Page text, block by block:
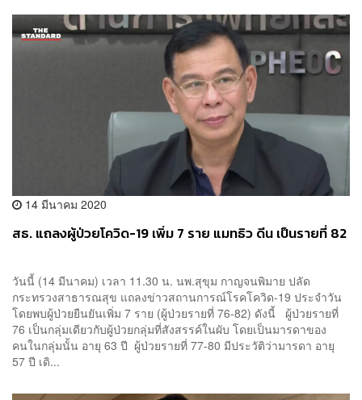
14 มีนาคม 2020
สธ. แถลงผู้ป่วยโควิด-19 เพิ่ม 7 ราย แมทธิว ดีน เป็นรายที่ 82
วันนี้ (14 มีนาคม) เวลา 11.30 น. นพ.สุขุม กาญจนพิมาย ปลัด
กระทรวงสาธารณสุข แถลงข่าวสถานการณ์โรคโควิด-19 ประจำวัน
โดยพบผู้ป่วยยืนยันเพิ่ม 7 ราย (ผู้ป่วยรายที่ 76-82) ดังนี้ ผู้ป่วยรายที่
76 เป็นกลุ่มเดียวกับผู้ป่วยกลุ่มที่สังสรรค์ในผับ โดยเป็นมารดาของ
คนในกลุ่มนั้น อายุ 63 ปี ผู้ป่วยรายที่ 77-80 มีประวัติว่ามารดา อายุ
57 ปี เดิ...